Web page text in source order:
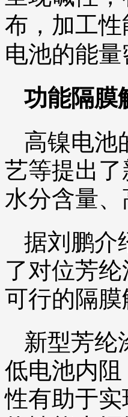
布，加工
电池的能量
功能隔膜
高镍电池
艺等提出
水分含量
据刘鹏介
了对位芳
可行的隔膜
新型芳纶
低电池内
性有助于